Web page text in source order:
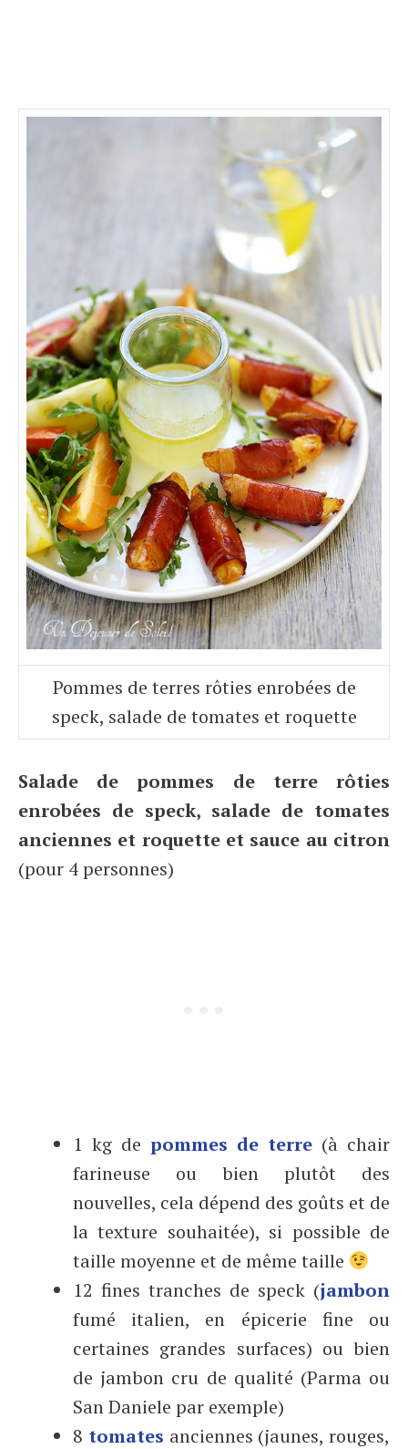
Pommes de terres rôties enrobées de
speck, salade de tomates et roquette
Salade de pommes de terre rôties
enrobées de speck, salade de tomates
anciennes et roquette et sauce au citron
(pour 4 personnes)
1 kg de pommes de terre (à chair
farineuse ou bien plutôt des
nouvelles, cela dépend des goûts et de
la texture souhaitée), si possible de
taille moyenne et de même taille
12 fines tranches de speck (jambon
fumé italien, en épicerie fine ou
certaines grandes surfaces) ou bien
de jambon cru de qualité (Parma ou
San Daniele par exemple)
8 tomates anciennes (jaunes, rouges,